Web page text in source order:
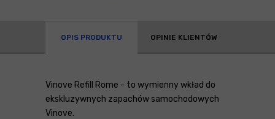
OPIS PRODUKTU OPINIE KLIENTÓW
Vinove Refill Rome - to wymienny wkład do
ekskluzywnych zapachów samochodowych
Vinove.